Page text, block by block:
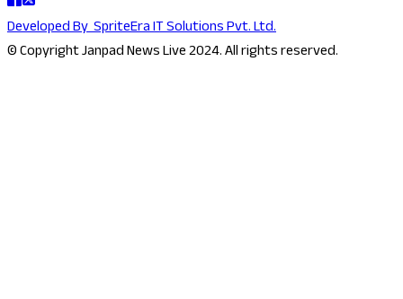
Developed BySpriteEra IT Solutions Pvt. Ltd.
© Copyright Janpad News Live 2024. All rights reserved.